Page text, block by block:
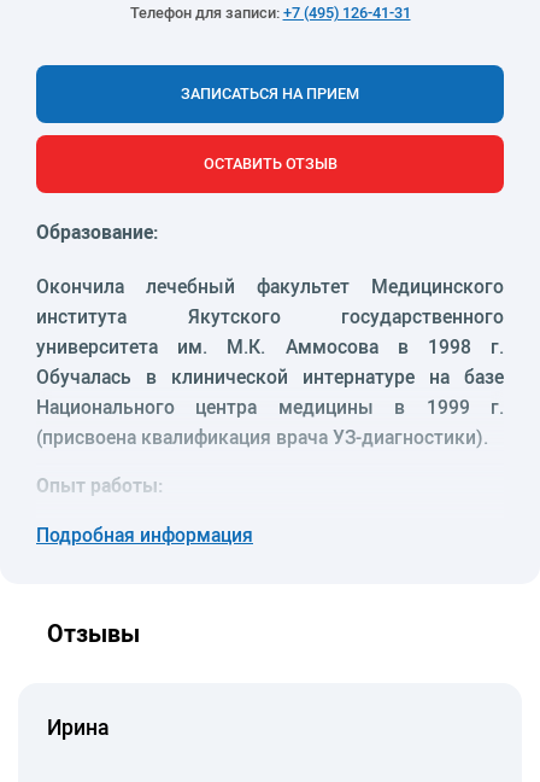
Телефон для записи:+7 (495) 126-41-31
ЗАПИСАТЬСЯ НА ПРИЕМ
ОСТАВИТЬ ОТЗЫВ
Образование:
Окончила лечебный факультет Медицинского
института Якутского государственного
университета им. М.К. Аммосова в 1998 г.
Обучалась в клинической интернатуре на базе
Национального центра медицины в 1999 г.
(присвоена квалификация врача УЗ-диагностики).
Опыт работы:
– с 1998 г. – сотрудник отделения УЗД РБ №1
Дополнительное обучение:
на базе Научного центра хирургии РАМН,
Подробная информация
Отзывы
Ирина